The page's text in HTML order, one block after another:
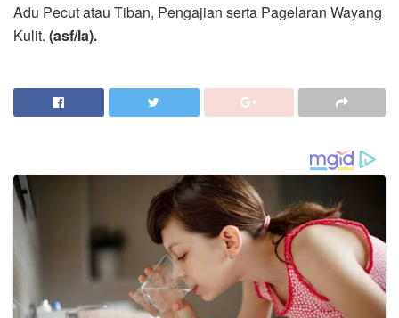
Adu Pecut atau Tiban, Pengajian serta Pagelaran Wayang
Kulit. (asf/la).